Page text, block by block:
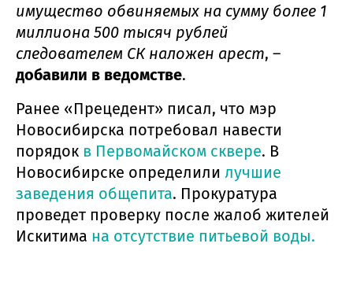
имущество обвиняемых на сумму более 1
миллиона 500 тысяч рублей
следователем СК наложен арест, –
добавили в ведомстве.
Ранее «Прецедент» писал, что мэр
Новосибирска потребовал навести
порядок в Первомайском сквере. В
Новосибирске определили лучшие
заведения общепита. Прокуратура
проведет проверку после жалоб жителей
Искитима на отсутствие питьевой воды.